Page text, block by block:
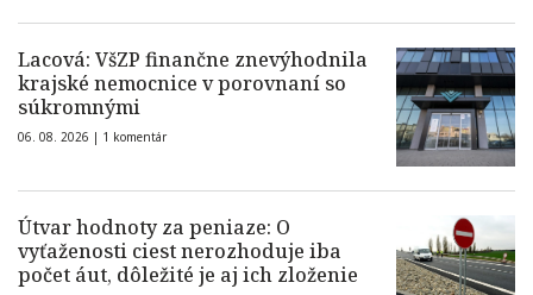
Lacová: VšZP finančne znevýhodnila
krajské nemocnice v porovnaní so
súkromnými
06. 08. 2026 | 1 komentár
Útvar hodnoty za peniaze: O
vyťaženosti ciest nerozhoduje iba
počet áut, dôležité je aj ich zloženie